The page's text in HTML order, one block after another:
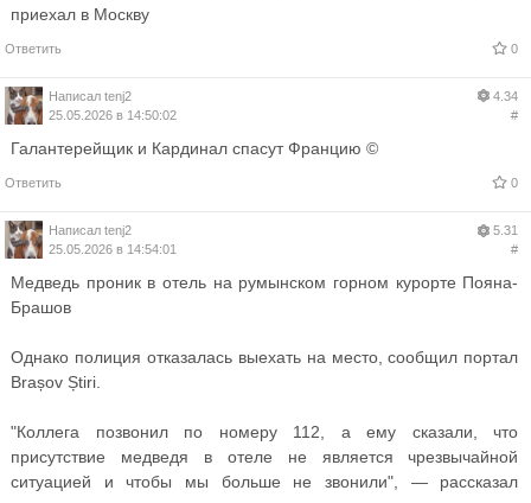
приехал в Москву
Ответить 0
Написал tenj2
25.05.2026 в 14:50:02
4.34
#
Галантерейщик и Кардинал спасут Францию ©
Ответить 0
Написал tenj2
25.05.2026 в 14:54:01
5.31
#
Медведь проник в отель на румынском горном курорте Пояна-
Брашов
Однако полиция отказалась выехать на место, сообщил портал
Brașov Știri.
"Коллега позвонил по номеру 112, а ему сказали, что
присутствие медведя в отеле не является чрезвычайной
ситуацией и чтобы мы больше не звонили", — рассказал